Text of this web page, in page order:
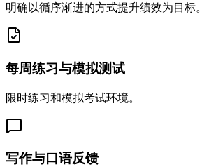
明确以循序渐进的方式提升绩效为目标。
每周练习与模拟测试
限时练习和模拟考试环境。
写作与口语反馈